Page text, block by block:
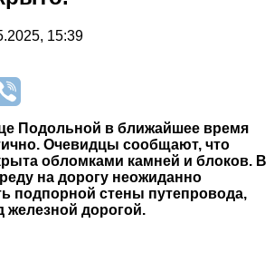
15:39
Подольной в ближайшее время
Очевидцы сообщают, что
обломками камней и блоков. В
на дорогу неожиданно
подпорной стены путепровода,
железной дорогой.